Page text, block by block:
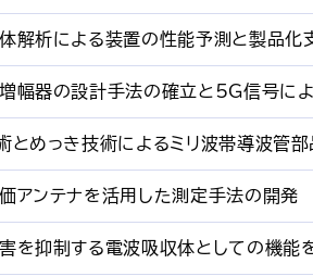
解析による装置の性能予測と製品化
幅器の設計手法の確立と5G信号に
とめっき技術によるミリ波帯導波管
アンテナを活用した測定手法の開発
を抑制する電波吸収体としての機能